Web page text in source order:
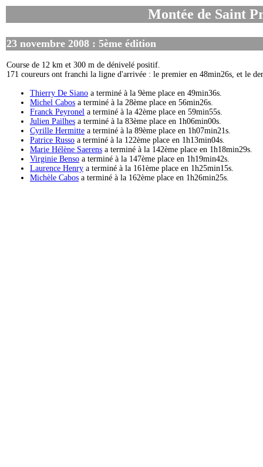
Montée de Saint
23 novembre 2008 : 5ème édition
Course de 12 km et 300 m de dénivelé positif.
171 coureurs ont franchi la ligne d'arrivée : le premier en 48min26s, et le
Thierry De Siano a terminé à la 9ème place en 49min36s.
Michel Cabos a terminé à la 28ème place en 56min26s.
Franck Peyronel a terminé à la 42ème place en 59min55s.
Julien Pailhes a terminé à la 83ème place en 1h06min00s.
Cyrille Hermitte a terminé à la 89ème place en 1h07min21s.
Patrice Russo a terminé à la 122ème place en 1h13min04s.
Marie Hélène Saerens a terminé à la 142ème place en 1h18min29s.
Virginie Benso a terminé à la 147ème place en 1h19min42s.
Laurence Henry a terminé à la 161ème place en 1h25min15s.
Michèle Cabos a terminé à la 162ème place en 1h26min25s.